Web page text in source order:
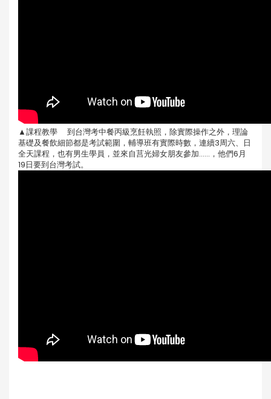
▲課程教學 到台灣考中餐丙級烹飪執照，除實際操作之外，理論
基礎及餐飲細節都是考試範圍，輔導班有實際時數，連續3周六、日
全天課程，也有男生學員，並來自莒光婦女朋友參加......，他們6月
19日要到台灣考試。